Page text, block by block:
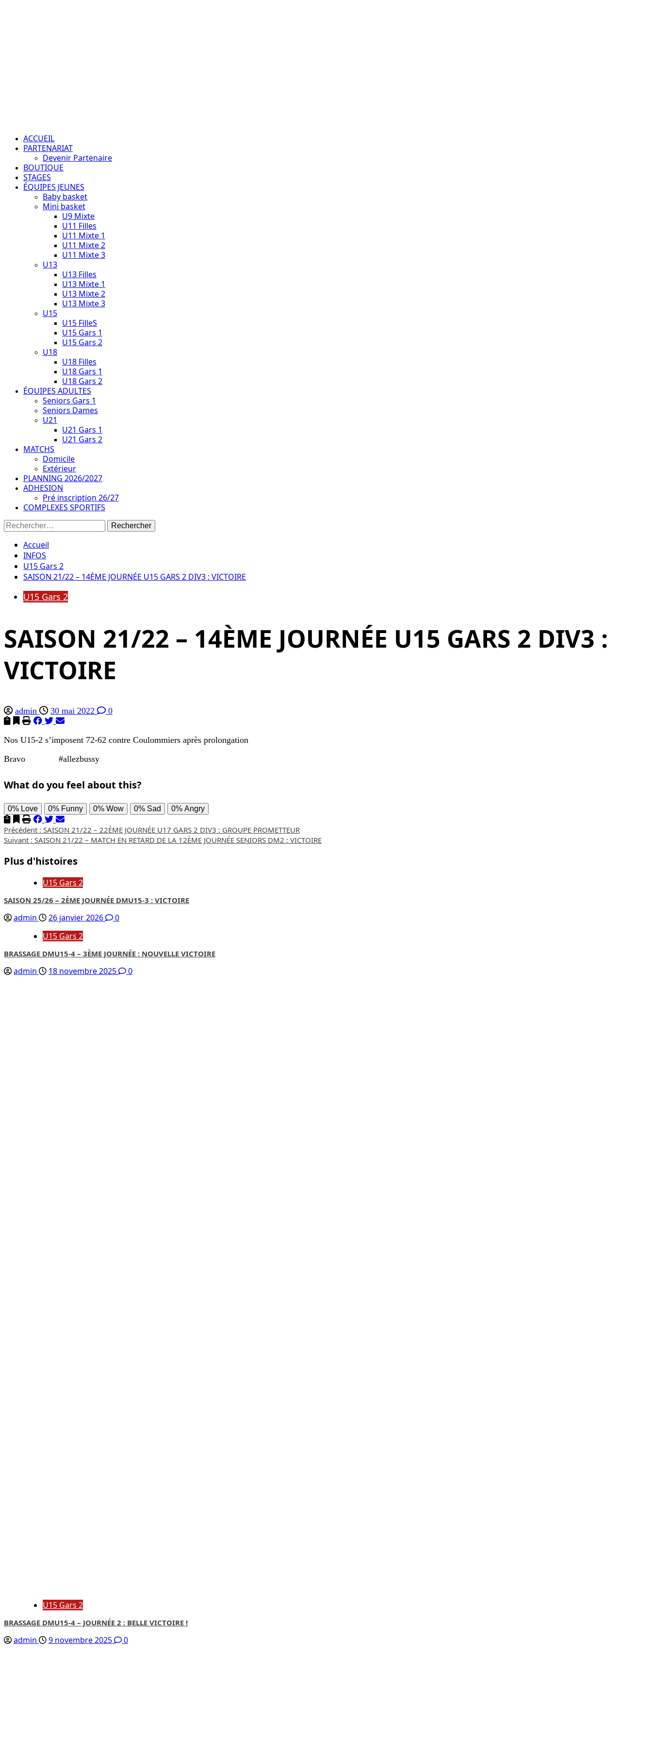
ACCUEIL
PARTENARIAT
Devenir Partenaire
BOUTIQUE
STAGES
ÉQUIPES JEUNES
Baby basket
Mini basket
U9 Mixte
U11 Filles
U11 Mixte 1
U11 Mixte 2
U11 Mixte 3
U13
U13 Filles
U13 Mixte 1
U13 Mixte 2
U13 Mixte 3
U15
U15 FilleS
U15 Gars 1
U15 Gars 2
U18
U18 Filles
U18 Gars 1
U18 Gars 2
ÉQUIPES ADULTES
Seniors Gars 1
Seniors Dames
U21
U21 Gars 1
U21 Gars 2
MATCHS
Domicile
Extérieur
PLANNING 2026/2027
ADHESION
Pré inscription 26/27
COMPLEXES SPORTIFS
Rechercher :
Accueil
INFOS
U15 Gars 2
SAISON 21/22 – 14ÈME JOURNÉE U15 GARS 2 DIV3 : VICTOIRE
U15 Gars 2
SAISON 21/22 – 14ÈME JOURNÉE U15 GARS 2 DIV3 :
VICTOIRE
admin 30 mai 2022 0
Nos U15-2 s’imposent 72-62 contre Coulommiers après prolongation
Bravo
#allezbussy
What do you feel about this?
0% Love 0% Funny 0% Wow 0% Sad 0% Angry
Navigation
d’article
Précédent : SAISON 21/22 – 22ÈME JOURNÉE U17 GARS 2 DIV3 : GROUPE PROMETTEUR
Suivant : SAISON 21/22 – MATCH EN RETARD DE LA 12ÈME JOURNÉE SENIORS DM2 : VICTOIRE
Plus d'histoires
U15 Gars 2
SAISON 25/26 – 2ÈME JOURNÉE DMU15-3 : VICTOIRE
admin 26 janvier 2026
0
U15 Gars 2
BRASSAGE DMU15-4 – 3ÈME JOURNÉE : NOUVELLE VICTOIRE
admin 18 novembre 2025 0
U15 Gars 2
BRASSAGE DMU15-4 – JOURNÉE 2 : BELLE VICTOIRE !
admin 9 novembre 2025 0